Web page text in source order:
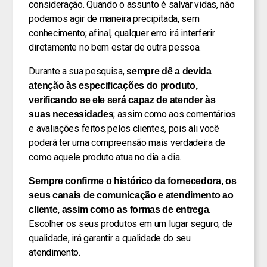
consideração. Quando o assunto é salvar vidas, não
podemos agir de maneira precipitada, sem
conhecimento; afinal, qualquer erro irá interferir
diretamente no bem estar de outra pessoa.
Durante a sua pesquisa,sempre dê a devida
atenção às especificações do produto,
verificando se ele será capaz de atender às
suas necessidades; assim como aos comentários
e avaliações feitos pelos clientes, pois ali você
poderá ter uma compreensão mais verdadeira de
como aquele produto atua no dia a dia.
Sempre confirme o histórico da fornecedora, os
seus canais de comunicação e atendimento ao
cliente, assim como as formas de entrega.
Escolher os seus produtos em um lugar seguro, de
qualidade, irá garantir a qualidade do seu
atendimento.